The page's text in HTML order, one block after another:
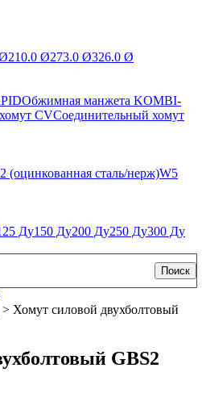
210.0 Ø273.0 Ø326.0 Ø
Обжимная манжета KOMBI-
CVСоединительный хомут
(оцинкованная сталь/нерж)W5
Ду150 Ду200 Ду250 Ду300 Ду
Поиск
> Хомут силовой двухболтовый
GBS2